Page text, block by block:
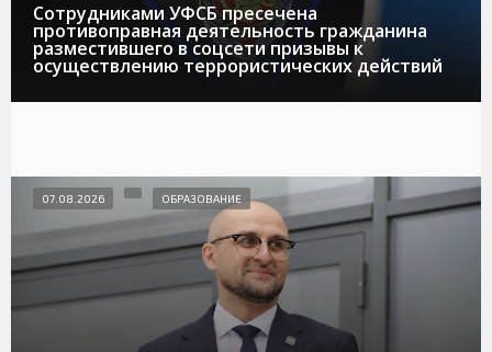
Сотрудниками УФСБ пресечена
противоправная деятельность гражданина
разместившего в соцсети призывы к
осуществлению террористических действий
07.08.2026 ОБРАЗОВАНИЕ